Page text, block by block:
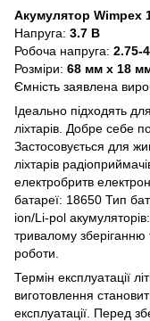
Акумулятор Wimpex
Напруга: 3.7 В
Робоча напруга: 2.75-
Розміри: 68 мм x 18
Ємність заявлена
Ідеально підходять
ліхтарів. Добре себе
Застосовується для
ліхтарів
електробритв
батареї: 18650 Тип
ion/Li-pol
тривалому зберіганню
роботи.
Термін експлуатації
виготовлення
експлуатації. Перед